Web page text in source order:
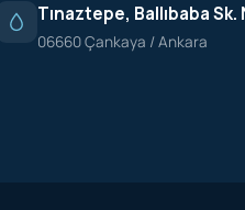
Tınaztepe, Ballıbaba Sk.
06660 Çankaya / Ankara